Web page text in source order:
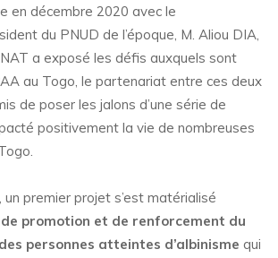
en décembre 2020 avec le
du PNUD de l’époque, M. Aliou DIA,
a exposé les défis auxquels sont
au Togo, le partenariat entre ces deux
de poser les jalons d’une série de
positivement la vie de nombreuses
premier projet s’est matérialisé
promotion et de renforcement du
personnes atteintes d’albinisme qui